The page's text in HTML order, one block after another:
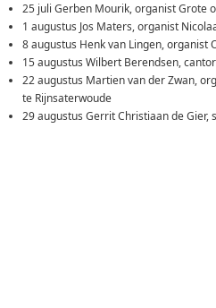
25 juli Gerben Mourik, organist Grote
1 augustus Jos Maters, organist
8 augustus Henk van Lingen, organist
15 augustus Wilbert Berendsen,
22 augustus Martien van der Zwan,
te Rijnsaterwoude
29 augustus Gerrit Christiaan de Gier,